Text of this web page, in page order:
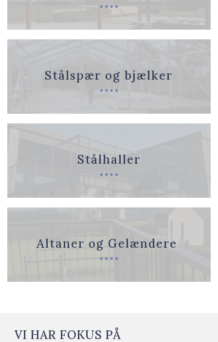
Stålspær og bjælker
Stålhaller
Altaner og Gelændere
VI HAR FOKUS PÅ